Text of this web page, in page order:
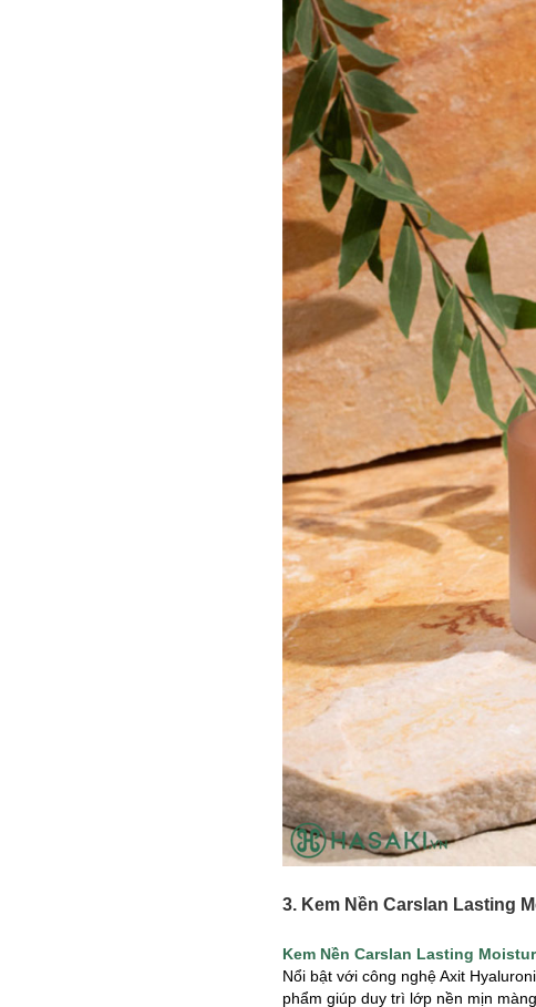
3. Kem Nền Carslan Lasting
Kem Nền Carslan Lasting
Nổi bật với công nghệ Axit
phẩm giúp duy trì lớp nền mịn